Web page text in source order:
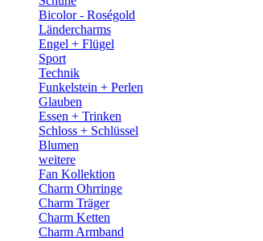
Bicolor - Roségold
Ländercharms
Engel + Flügel
Sport
Technik
Funkelstein + Perlen
Glauben
Essen + Trinken
Schloss + Schlüssel
Blumen
weitere
Fan Kollektion
Charm Ohrringe
Charm Träger
Charm Ketten
Charm Armband